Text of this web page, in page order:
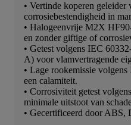
• Vertinde koperen geleider
corrosiebestendigheid in
• Halogeenvrije M2X
en zonder giftige of
• Getest volgens IEC
A) voor vlamvertragende
• Lage rookemissie
een calamiteit.
• Corrosiviteit getest
minimale uitstoot van
• Gecertificeerd door ABS,